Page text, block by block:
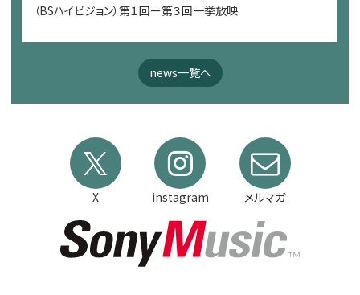
（BSハイビジョン）第１回ー第３回一挙放映
news一覧へ
X instagram メルマガ